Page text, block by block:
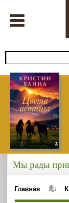
Мы рады
Главная